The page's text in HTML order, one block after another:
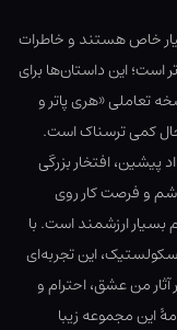
خاص هستند و خاطرات
است؛ این داستان‌ها برای
تعاملی «هری پاتر و
کمی ترسناک است.
پیشین، افتخار بزرگی
و فرصت کار روی
بسیار ارزشمند است. با
این تجربه‌ای
آثار من عشق، احترام و
این مجموعه زیبا